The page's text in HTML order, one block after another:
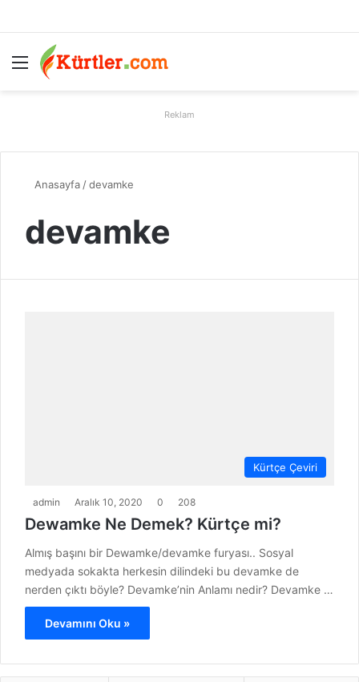
Menü
Reklam
Anasayfa /devamke
devamke
Kürtçe Çeviri
admin Aralık 10, 2020 0 208
Dewamke Ne Demek? Kürtçe mi?
Almış başını bir Dewamke/devamke furyası.. Sosyal
medyada sokakta herkesin dilindeki bu devamke de
nerden çıktı böyle? Devamke’nin Anlamı nedir? Devamke …
Devamını Oku »